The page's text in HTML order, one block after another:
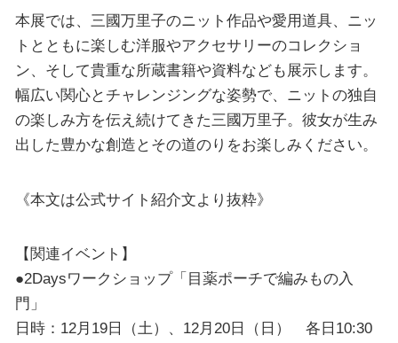
本展では、三國万里子のニット作品や愛用道具、ニッ
トとともに楽しむ洋服やアクセサリーのコレクショ
ン、そして貴重な所蔵書籍や資料なども展示します。
幅広い関心とチャレンジングな姿勢で、ニットの独自
の楽しみ方を伝え続けてきた三國万里子。彼女が生み
出した豊かな創造とその道のりをお楽しみください。
《本文は公式サイト紹介文より抜粋》
【関連イベント】
●2Daysワークショップ「目薬ポーチで編みもの入
門」
日時：12月19日（土）、12月20日（日） 各日10:30